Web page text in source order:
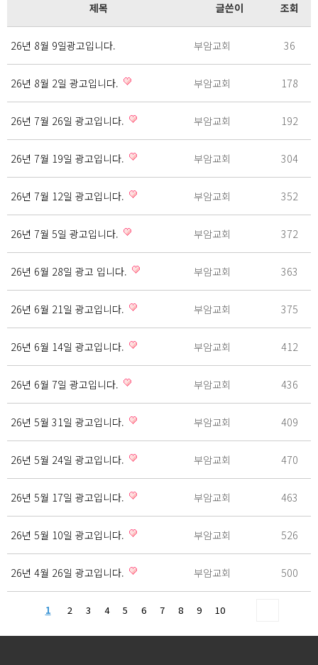
제목 글쓴이 조회
26년 8월 9일광고입니다. 부암교회 36
26년 8월 2일 광고입니다. 부암교회 178
26년 7월 26일 광고입니다. 부암교회 192
26년 7월 19일 광고입니다. 부암교회 304
26년 7월 12일 광고입니다. 부암교회 352
26년 7월 5일 광고입니다. 부암교회 372
26년 6월 28일 광고 입니다. 부암교회 363
26년 6월 21일 광고입니다. 부암교회 375
26년 6월 14일 광고입니다. 부암교회 412
26년 6월 7일 광고입니다. 부암교회 436
26년 5월 31일 광고입니다. 부암교회 409
26년 5월 24일 광고입니다. 부암교회 470
26년 5월 17일 광고입니다. 부암교회 463
26년 5월 10일 광고입니다. 부암교회 526
26년 4월 26일 광고입니다. 부암교회 500
1 2 3 4 5 6 7 8 9 10